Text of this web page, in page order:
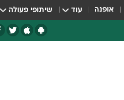
אופנה עוד שיתופי פעולה